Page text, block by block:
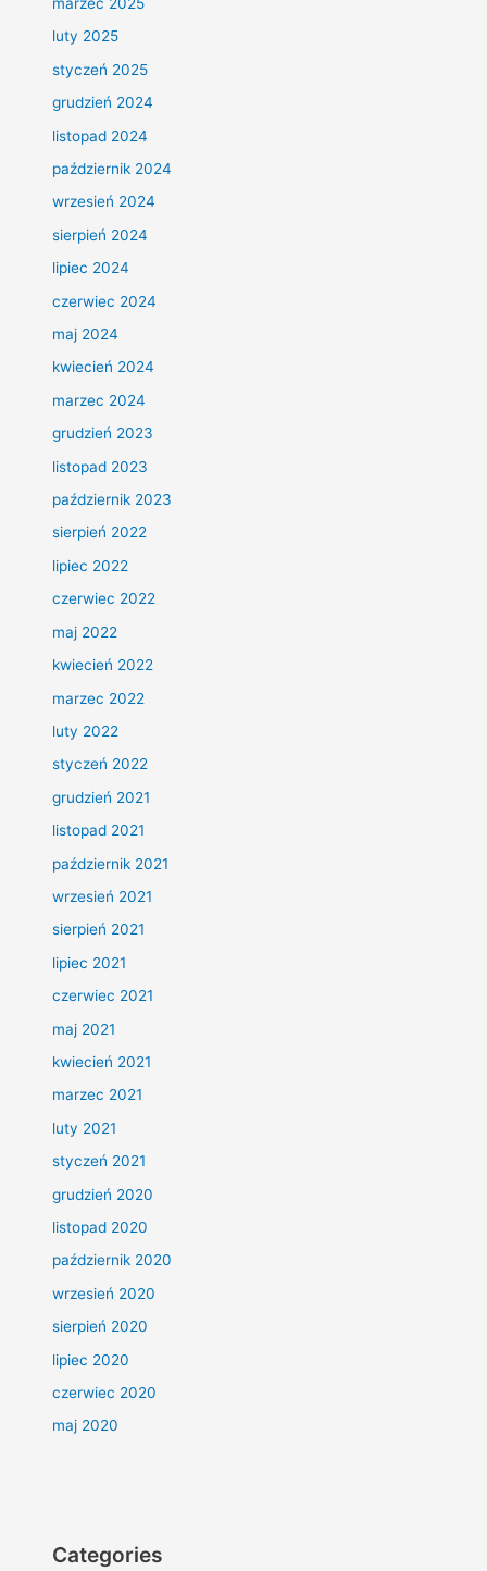
luty 2025
styczeń 2025
grudzień 2024
listopad 2024
październik 2024
wrzesień 2024
sierpień 2024
lipiec 2024
czerwiec 2024
maj 2024
kwiecień 2024
marzec 2024
grudzień 2023
listopad 2023
październik 2023
sierpień 2022
lipiec 2022
czerwiec 2022
maj 2022
kwiecień 2022
marzec 2022
luty 2022
styczeń 2022
grudzień 2021
listopad 2021
październik 2021
wrzesień 2021
sierpień 2021
lipiec 2021
czerwiec 2021
maj 2021
kwiecień 2021
marzec 2021
luty 2021
styczeń 2021
grudzień 2020
listopad 2020
październik 2020
wrzesień 2020
sierpień 2020
lipiec 2020
czerwiec 2020
maj 2020
Categories